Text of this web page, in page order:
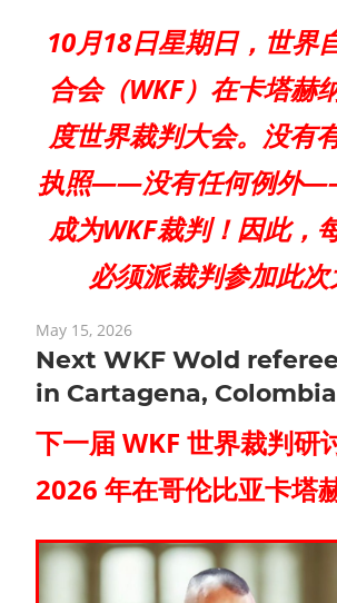
10月18日星期日，世界
合会（WKF）在卡塔赫
度世界裁判大会。没有
执照——没有任何例外
成为WKF裁判！因此，
必须派裁判参加此次
May 15, 2026
Next WKF Wold
in Cartagena, Colombia
下一届 WKF 世界裁判研
2026 年在哥伦比亚卡塔